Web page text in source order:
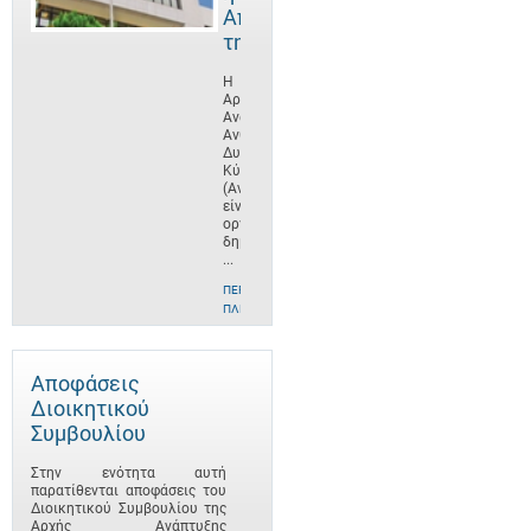
Αποστολή
της
Η
Αρχή
Ανάπτυξης
Ανθρώπινου
Δυναμικού
Κύπρου
(ΑνΑΔ)
είναι
οργανισμός
δημοσίου
...
ΠΕΡΙΣΣΌΤΕΡΕΣ
ΠΛΗΡΟΦΟΡΊΕΣ
Αποφάσεις
Διοικητικού
Συμβουλίου
Στην ενότητα αυτή
παρατίθενται αποφάσεις του
Διοικητικού Συμβουλίου της
Αρχής Ανάπτυξης